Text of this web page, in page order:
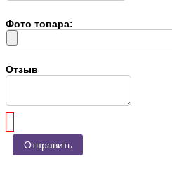
Фото товара:
Отзыв